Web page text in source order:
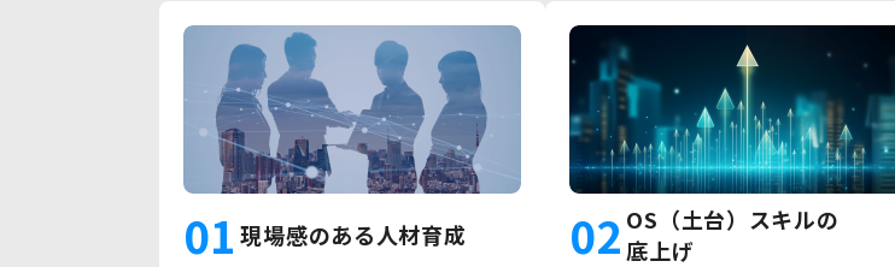
01 現場感のある人材育成 02 OS（土台）スキルの
底上げ